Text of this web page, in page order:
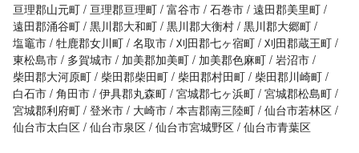
亘理郡山元町
亘理郡亘理町 富谷市 石巻市 遠田郡美里町
遠田郡涌谷町 黒川郡大和町 黒川郡大衡村 黒川郡大郷町
塩竈市 牡鹿郡女川町 名取市 刈田郡七ヶ宿町 刈田郡蔵王町
東松島市
多賀城市 加美郡加美町 加美郡色麻町 岩沼市
柴田郡大河原町
柴田郡柴田町 柴田郡村田町
柴田郡川崎町
白石市 角田市 伊具郡丸森町 宮城郡七ヶ浜町 宮城郡松島町
宮城郡利府町 登米市 大崎市 本吉郡南三陸町 仙台市若林区
仙台市太白区 仙台市泉区 仙台市宮城野区 仙台市青葉区